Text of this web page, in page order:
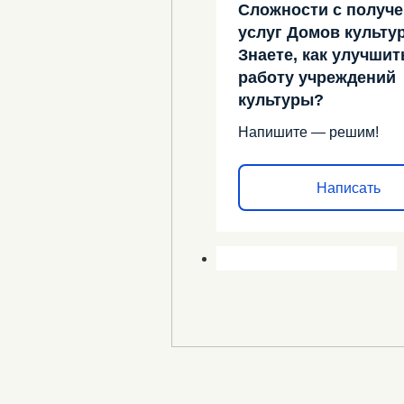
Сложности с
услуг Домов
Знаете, как
работу учреждений
культуры?
Напишите — решим!
Написать